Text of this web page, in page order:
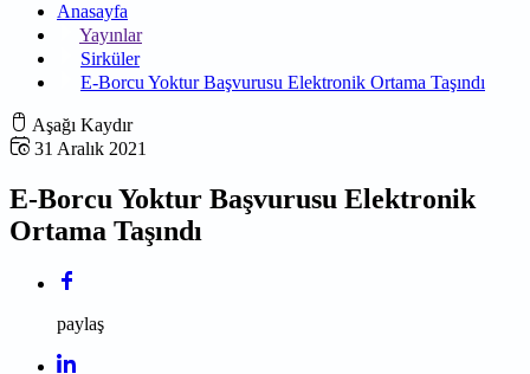
Anasayfa
Yayınlar
Sirküler
E-Borcu Yoktur Başvurusu Elektronik Ortama Taşındı
Aşağı Kaydır
31 Aralık 2021
E-Borcu Yoktur Başvurusu Elektronik
Ortama Taşındı
paylaş